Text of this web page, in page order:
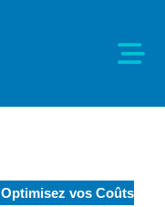
Optimisez vos Coûts